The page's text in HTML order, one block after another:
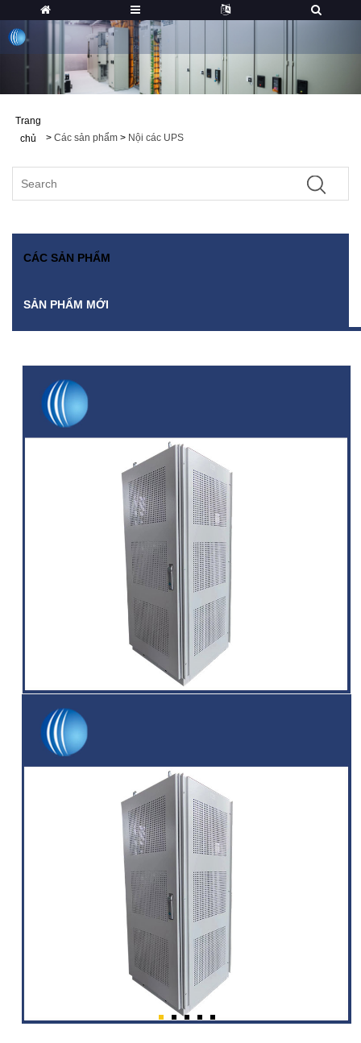
Trang
chủ
> Các sản phẩm > Nội các UPS
CÁC SẢN PHẨM
SẢN PHẨM MỚI